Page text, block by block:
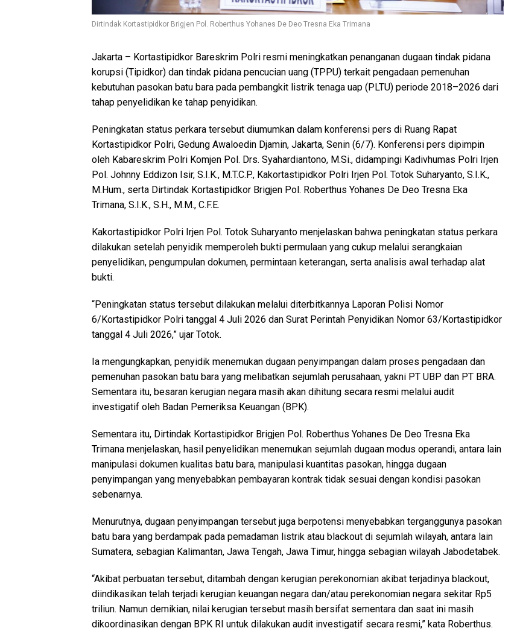
Dirtindak Kortastipidkor Brigjen Pol. Roberthus Yohanes De Deo Tresna Eka Trimana
Jakarta – Kortastipidkor Bareskrim Polri resmi meningkatkan penanganan dugaan tindak pidana
korupsi (Tipidkor) dan tindak pidana pencucian uang (TPPU) terkait pengadaan pemenuhan
kebutuhan pasokan batu bara pada pembangkit listrik tenaga uap (PLTU) periode 2018–2026 dari
tahap penyelidikan ke tahap penyidikan.
Peningkatan status perkara tersebut diumumkan dalam konferensi pers di Ruang Rapat
Kortastipidkor Polri, Gedung Awaloedin Djamin, Jakarta, Senin (6/7). Konferensi pers dipimpin
oleh Kabareskrim Polri Komjen Pol. Drs. Syahardiantono, M.Si., didampingi Kadivhumas Polri Irjen
Pol. Johnny Eddizon Isir, S.I.K., M.T.C.P., Kakortastipidkor Polri Irjen Pol. Totok Suharyanto, S.I.K.,
M.Hum., serta Dirtindak Kortastipidkor Brigjen Pol. Roberthus Yohanes De Deo Tresna Eka
Trimana, S.I.K., S.H., M.M., C.F.E.
Kakortastipidkor Polri Irjen Pol. Totok Suharyanto menjelaskan bahwa peningkatan status perkara
dilakukan setelah penyidik memperoleh bukti permulaan yang cukup melalui serangkaian
penyelidikan, pengumpulan dokumen, permintaan keterangan, serta analisis awal terhadap alat
bukti.
“Peningkatan status tersebut dilakukan melalui diterbitkannya Laporan Polisi Nomor
6/Kortastipidkor Polri tanggal 4 Juli 2026 dan Surat Perintah Penyidikan Nomor 63/Kortastipidkor
tanggal 4 Juli 2026,” ujar Totok.
Ia mengungkapkan, penyidik menemukan dugaan penyimpangan dalam proses pengadaan dan
pemenuhan pasokan batu bara yang melibatkan sejumlah perusahaan, yakni PT UBP dan PT BRA.
Sementara itu, besaran kerugian negara masih akan dihitung secara resmi melalui audit
investigatif oleh Badan Pemeriksa Keuangan (BPK).
Sementara itu, Dirtindak Kortastipidkor Brigjen Pol. Roberthus Yohanes De Deo Tresna Eka
Trimana menjelaskan, hasil penyelidikan menemukan sejumlah dugaan modus operandi, antara lain
manipulasi dokumen kualitas batu bara, manipulasi kuantitas pasokan, hingga dugaan
penyimpangan yang menyebabkan pembayaran kontrak tidak sesuai dengan kondisi pasokan
sebenarnya.
Menurutnya, dugaan penyimpangan tersebut juga berpotensi menyebabkan terganggunya pasokan
batu bara yang berdampak pada pemadaman listrik atau blackout di sejumlah wilayah, antara lain
Sumatera, sebagian Kalimantan, Jawa Tengah, Jawa Timur, hingga sebagian wilayah Jabodetabek.
“Akibat perbuatan tersebut, ditambah dengan kerugian perekonomian akibat terjadinya blackout,
diindikasikan telah terjadi kerugian keuangan negara dan/atau perekonomian negara sekitar Rp5
triliun. Namun demikian, nilai kerugian tersebut masih bersifat sementara dan saat ini masih
dikoordinasikan dengan BPK RI untuk dilakukan audit investigatif secara resmi,” kata Roberthus.